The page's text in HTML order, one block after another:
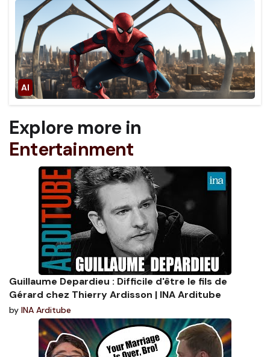
Explore more in
Entertainment
Guillaume Depardieu : Difficile d'être le fils de
Gérard chez Thierry Ardisson | INA Arditube
by INA Arditube